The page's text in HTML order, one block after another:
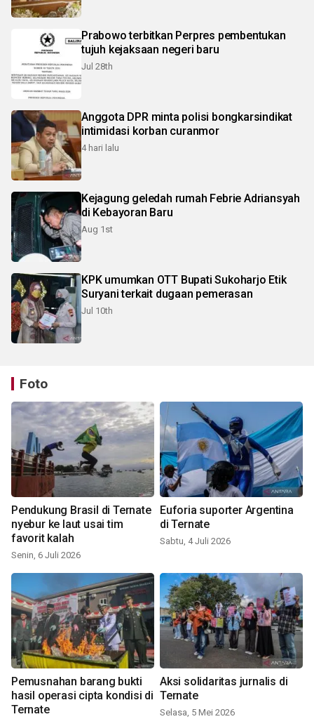
Prabowo terbitkan Perpres pembentukan
tujuh kejaksaan negeri baru
Jul 28th
Anggota DPR minta polisi bongkarsindikat
intimidasi korban curanmor
4 hari lalu
Kejagung geledah rumah Febrie Adriansyah
di Kebayoran Baru
Aug 1st
KPK umumkan OTT Bupati Sukoharjo Etik
Suryani terkait dugaan pemerasan
Jul 10th
Foto
Pendukung Brasil di Ternate
nyebur ke laut usai tim
favorit kalah
Senin, 6 Juli 2026
Euforia suporter Argentina
di Ternate
Sabtu, 4 Juli 2026
Pemusnahan barang bukti
hasil operasi cipta kondisi di
Ternate
Aksi solidaritas jurnalis di
Ternate
Selasa, 5 Mei 2026